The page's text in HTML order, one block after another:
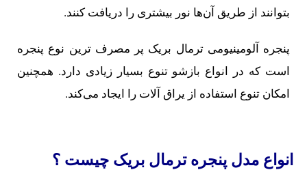
بتوانند از طریق آن‌ها نور بیشتری را دریافت کنند.
پنجره آلومینیومی ترمال بریک پر مصرف ترین نوع پنجره
است که در انواع بازشو تنوع بسیار زیادی دارد. همچنین
امکان تنوع استفاده از یراق آلات را ایجاد می‌کند.
انواع مدل پنجره ترمال بریک چیست ؟